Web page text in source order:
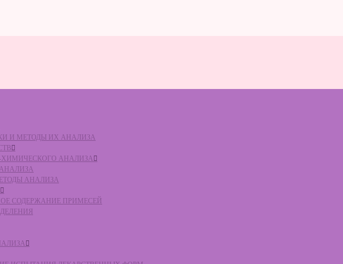
И МЕТОДЫ ИХ АНАЛИЗА
ХИМИЧЕСКОГО АНАЛИЗА
АНАЛИЗА
АНАЛИЗА
СОДЕРЖАНИЕ ПРИМЕСЕЙ